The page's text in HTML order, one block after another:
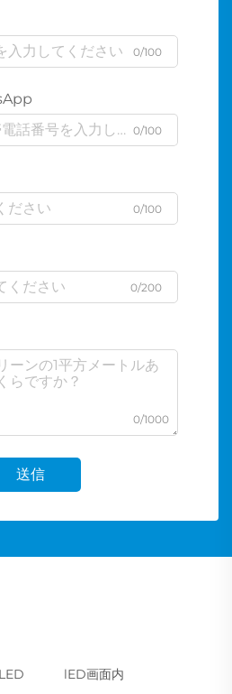
0/100
0/100
0/100
0/200
0/1000
送信
lED画面内